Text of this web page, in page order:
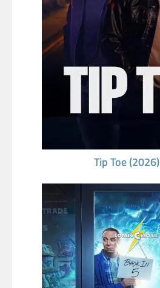
Tip Toe (2026)